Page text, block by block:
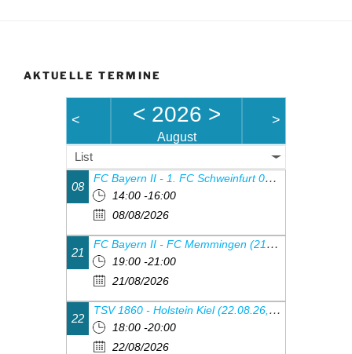
AKTUELLE TERMINE
< < 2026 >
August
>
List
08
FC Bayern II - 1. FC Schweinfurt 05 (08.08.26, 14.00 Uhr)
14:00 -16:00
08/08/2026
21
FC Bayern II - FC Memmingen (21.08.26, 19.00 Uhr)
19:00 -21:00
21/08/2026
22
TSV 1860 - Holstein Kiel (22.08.26, 18:00Uhr)
18:00 -20:00
22/08/2026